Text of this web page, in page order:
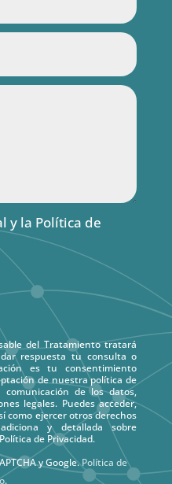
y la Política de
del Tratamiento tratará
respuesta tu consulta o
es tu consentimiento
de nuestra política de
comunicación de los datos,
legales. Puedes acceder,
como ejercer otros derechos
y detallada sobre
de Privacidad.
y Google.Política de
.